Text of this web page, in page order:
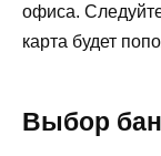
офиса.
карта будет
Выбор